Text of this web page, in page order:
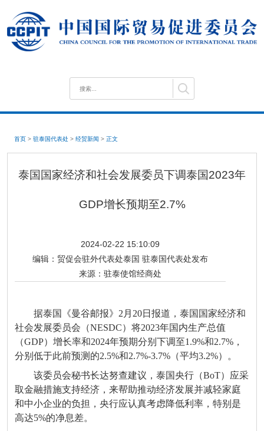
首页 > 驻泰国代表处 > 经贸新闻 > 正文
泰国国家经济和社会发展委员下调泰国2023年
GDP增长预期至2.7%
2024-02-22 15:10:09
编辑： 贸促会驻外代表处泰国 驻泰国代表处发布
来源： 驻泰使馆经商处
据泰国《曼谷邮报》2月20日报道，泰国国家经济和
社会发展委员会（NESDC）将2023年国内生产总值
（GDP）增长率和2024年预期分别下调至1.9%和2.7%，
分别低于此前预测的2.5%和2.7%-3.7%（平均3.2%）。
该委员会秘书长达努查建议，泰国央行（BoT）应采
取金融措施支持经济，来帮助推动经济发展并减轻家庭
和中小企业的负担，央行应认真考虑降低利率，特别是
高达5%的净息差。